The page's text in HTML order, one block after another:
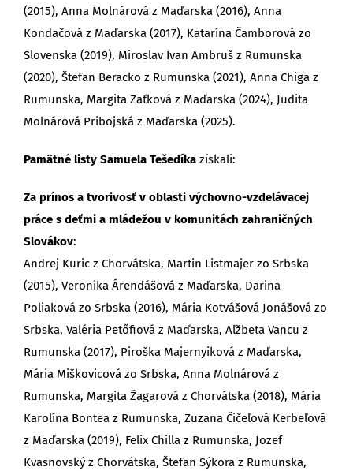
(2015), Anna Molnárová z Maďarska (2016), Anna
Kondačová z Maďarska (2017), Katarína Čamborová zo
Slovenska (2019), Miroslav Ivan Ambruš z Rumunska
(2020), Štefan Beracko z Rumunska (2021), Anna Chiga z
Rumunska, Margita Zaťková z Maďarska (2024), Judita
Molnárová Pribojská z Maďarska (2025).
Pamätné listy Samuela Tešedíkazískali:
Za prínos a tvorivosť v oblasti výchovno-vzdelávacej
práce s deťmi a mládežou v komunitách zahraničných
Slovákov:
Andrej Kuric z Chorvátska, Martin Listmajer zo Srbska
(2015), Veronika Árendášová z Maďarska, Darina
Poliaková zo Srbska (2016), Mária Kotvášová Jonášová zo
Srbska, Valéria Petőfiová z Maďarska, Aľžbeta Vancu z
Rumunska (2017), Piroška Majernyiková z Maďarska,
Mária Miškovicová zo Srbska, Anna Molnárová z
Rumunska, Margita Žagarová z Chorvátska (2018), Mária
Karolína Bontea z Rumunska, Zuzana Čičeľová Kerbeľová
z Maďarska (2019), Felix Chilla z Rumunska, Jozef
Kvasnovský z Chorvátska, Štefan Sýkora z Rumunska,